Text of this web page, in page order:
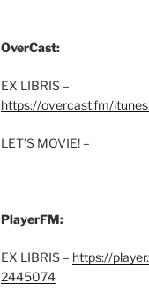
OverCast:
EX LIBRIS –
https://overcast.fm/
LET’S MOVIE! –
PlayerFM:
EX LIBRIS – https://
2445074